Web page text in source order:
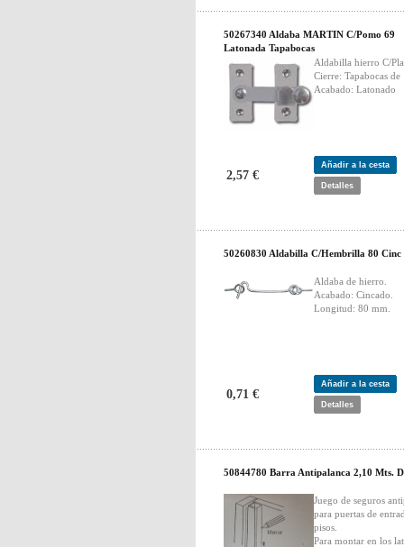
50267340 Aldaba MARTIN C/Pomo 69
Latonada Tapabocas
Aldabilla hierro C/
Cierre: Tapabocas
Acabado: Latonado
2,57 €
Añadir a la cesta
Detalles
50260830 Aldabilla C/Hembrilla 80 Cinc
Aldaba de hierro.
Acabado: Cincado.
Longitud: 80 mm.
0,71 €
Añadir a la cesta
Detalles
50844780 Barra Antipalanca 2,10 Mts.
Juego de seguros
para puertas de
pisos.
Para montar en los